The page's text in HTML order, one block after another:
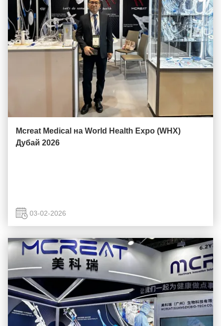
Mcreat Medical на World Health Expo (WHX)
Дубай 2026
03-02-2026